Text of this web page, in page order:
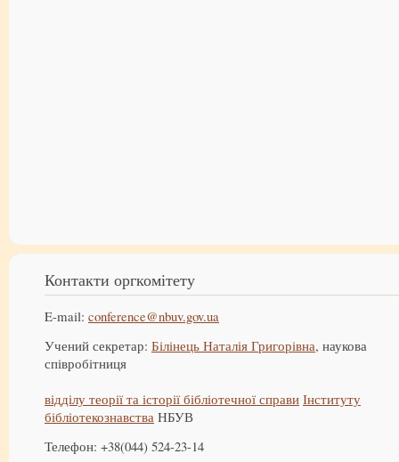
Контакти оргкомітету
E-mail: conference@nbuv.gov.ua
Учений секретар: Білінець Наталія Григорівна, наукова
співробітниця
відділу теорії та історії бібліотечної справи Інституту
бібліотекознавства НБУВ
Телефон: +38(044) 524-23-14